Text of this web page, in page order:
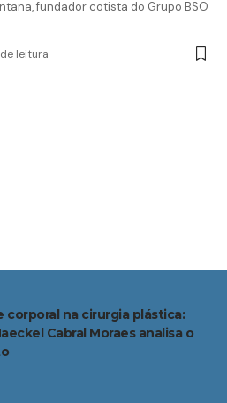
fundador cotista do Grupo BSO
leitura
corporal na cirurgia plástica:
Cabral Moraes analisa o